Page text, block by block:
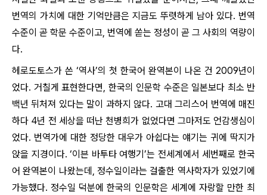
번역의 가치에 대한 기억만큼은 지금도 뚜렷하게 남아 있다. 번역
수준이 곧 학문 수준이고, 번역에 쏟는 정성이 곧 그 사회의 역량이
다.
헤로도토스가 쓴 ‘역사’의 첫 한국어 완역본이 나온 건 2009년이
었다. 거칠게 표현한다면, 한국의 인문학 수준은 일본보다 최소 반
백년 뒤처져 있다는 말이 과하지 않다. 고대 그리스어 번역에 매진
하다 4년 전 세상을 떠난 천병희가 없었다면 그마저도 언감생심이
었다. 번역가에 대한 정당한 대우가 아쉽다는 얘기는 귀에 딱지가
앉을 지경이다. ‘이븐 바투타 여행기’는 전세계에서 세번째로 한국
어 완역본이 나왔는데, 정수일이라는 걸출한 역사학자가 있었기에
가능했다. 정수일 덕분에 한국의 인문학은 세계에 자랑할 만한 최